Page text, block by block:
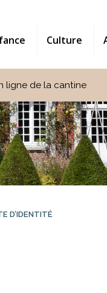
Culture
D’IDENTITÉ
ligne de la cantine